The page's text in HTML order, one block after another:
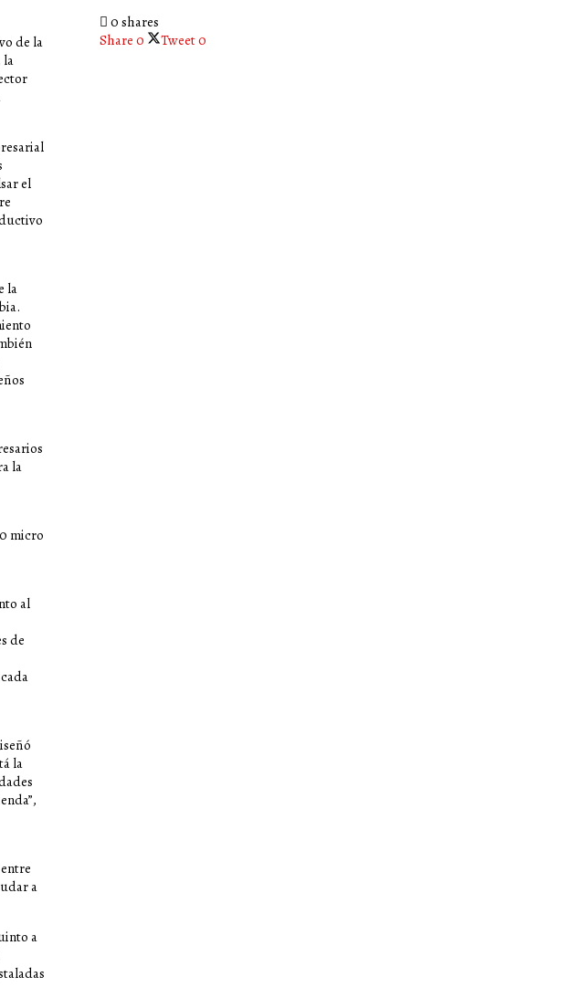
de la
la
el
la
la
micro
al
de
la
a
a
0 shares
Share 0 Tweet0